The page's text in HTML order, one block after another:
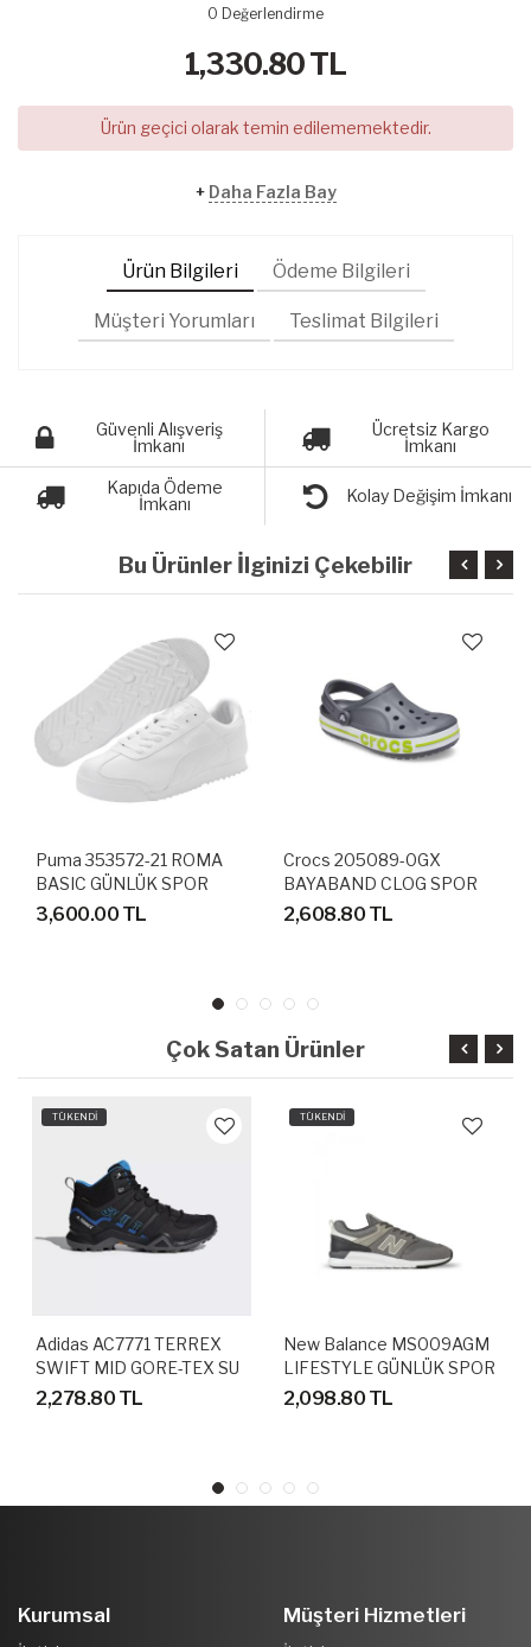
0 Değerlendirme
1,330.80TL
Ürün geçici olarak temin edilememektedir.
+ Daha Fazla Bay
Ürün Bilgileri Ödeme Bilgileri
Müşteri Yorumları Teslimat Bilgileri
Güvenli Alışveriş
İmkanı
Ücretsiz Kargo
İmkanı
Kapıda Ödeme
İmkanı
Kolay Değişim İmkanı
Bu Ürünler İlginizi Çekebilir
Puma 353572-21 ROMA
BASIC GÜNLÜK SPOR
AYAKKABI
3,600.00 TL
Crocs 205089-0GX
BAYABAND CLOG SPOR
TERLİK SANDALET
2,608.80 TL
Çok Satan Ürünler
TÜKENDİ
Adidas AC7771 TERREX
SWIFT MID GORE-TEX SU
GEÇİRMEZ OUTDOOR
AYAKKABI
2,278.80 TL
TÜKENDİ
New Balance MS009AGM
LIFESTYLE GÜNLÜK SPOR
AYAKKABI
2,098.80 TL
Kurumsal Müşteri Hizmetleri